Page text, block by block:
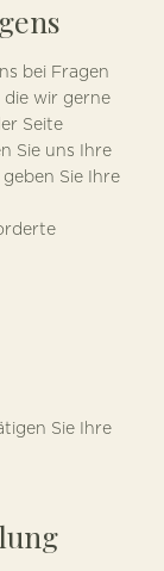
bei Fragen
die wir gerne
Seite
Sie uns Ihre
Sie Ihre
Sie Ihre